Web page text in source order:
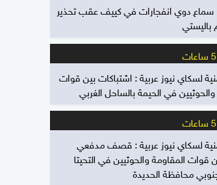
سماع دوي انفجارات في كييف عقب تحذير
لسكاي نيوز عربية : اشتباكات بين قوات
في الحيمة بالساحل الغربي
لسكاي نيوز عربية : قصف مدفعي
قوات المقاومة والحوثيين في التحيتا
محافظة الحديدة